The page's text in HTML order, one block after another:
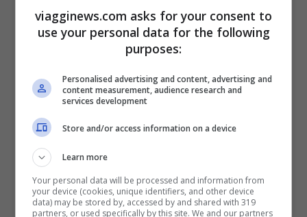
Arenawaysoffre servizi innovativi a bordo
delle sue carrozze: spesa in un minimarket
l’amministratore delegato della società
Giuseppe Arena: “I passeggeri sono pochi,
ma ci faremo conoscere. E’ una giornata
storica perche’ per la prima volta sui binari
delle ferrovie presta servizio un operatore
privato”.
viagginews.com asks for your consent to
use your personal data for the following
purposes:
Personalised advertising and content, advertising and
content measurement, audience research and
services development
Store and/or access information on a device
Learn more
Your personal data will be processed and information from
your device (cookies, unique identifiers, and other device
data) may be stored by, accessed by and shared with 319
partners, or used specifically by this site. We and our partners